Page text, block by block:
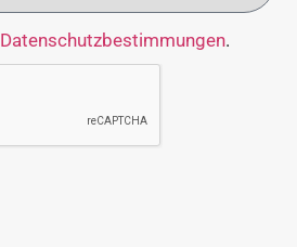
Datenschutzbestimmungen.